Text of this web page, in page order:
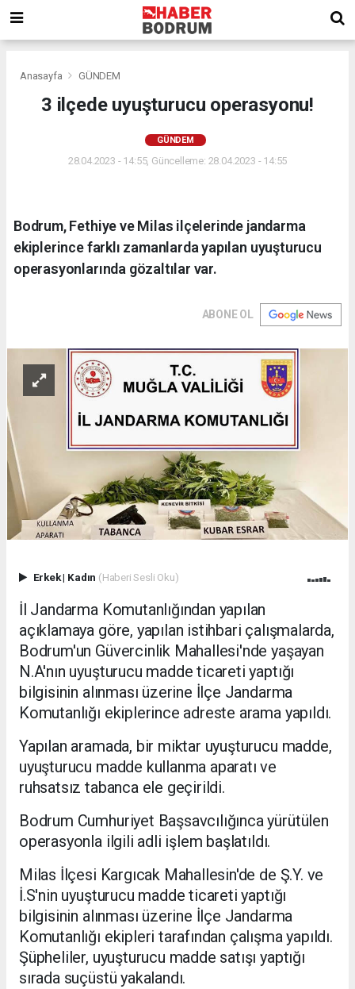
Anasayfa GÜNDEM
3 ilçede uyuşturucu operasyonu!
GÜNDEM
28.04.2023 - 14:55, Güncelleme: 28.04.2023 - 14:55
Bodrum, Fethiye ve Milas ilçelerinde jandarma
ekiplerince farklı zamanlarda yapılan uyuşturucu
operasyonlarında gözaltılar var.
ABONE OL
Erkek| Kadın (Haberi Sesli Oku)
İl Jandarma Komutanlığından yapılan
açıklamaya göre, yapılan istihbari çalışmalarda,
Bodrum'un Güvercinlik Mahallesi'nde yaşayan
N.A'nın uyuşturucu madde ticareti yaptığı
bilgisinin alınması üzerine İlçe Jandarma
Komutanlığı ekiplerince adreste arama yapıldı.
Yapılan aramada, bir miktar uyuşturucu madde,
uyuşturucu madde kullanma aparatı ve
ruhsatsız tabanca ele geçirildi.
Bodrum Cumhuriyet Başsavcılığınca yürütülen
operasyonla ilgili adli işlem başlatıldı.
Milas İlçesi Kargıcak Mahallesin'de de Ş.Y. ve
İ.S'nin uyuşturucu madde ticareti yaptığı
bilgisinin alınması üzerine İlçe Jandarma
Komutanlığı ekipleri tarafından çalışma yapıldı.
Şüpheliler, uyuşturucu madde satışı yaptığı
sırada suçüstü yakalandı.